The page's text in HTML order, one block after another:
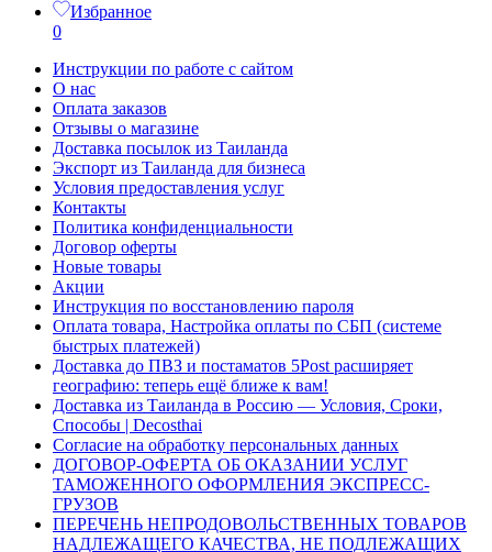
Избранное
0
Инструкции по работе с сайтом
О нас
Оплата заказов
Отзывы о магазине
Доставка посылок из Таиланда
Экспорт из Таиланда для бизнеса
Условия предоставления услуг
Контакты
Политика конфиденциальности
Договор оферты
Новые товары
Акции
Инструкция по восстановлению пароля
Оплата товара, Настройка оплаты по СБП (системе
быстрых платежей)
Доставка до ПВЗ и постаматов 5Post расширяет
географию: теперь ещё ближе к вам!
Доставка из Таиланда в Россию — Условия, Сроки,
Способы | Decosthai
Согласие на обработку персональных данных
ДОГОВОР-ОФЕРТА ОБ ОКАЗАНИИ УСЛУГ
ТАМОЖЕННОГО ОФОРМЛЕНИЯ ЭКСПРЕСС-
ГРУЗОВ
ПЕРЕЧЕНЬ НЕПРОДОВОЛЬСТВЕННЫХ ТОВАРОВ
НАДЛЕЖАЩЕГО КАЧЕСТВА, НЕ ПОДЛЕЖАЩИХ